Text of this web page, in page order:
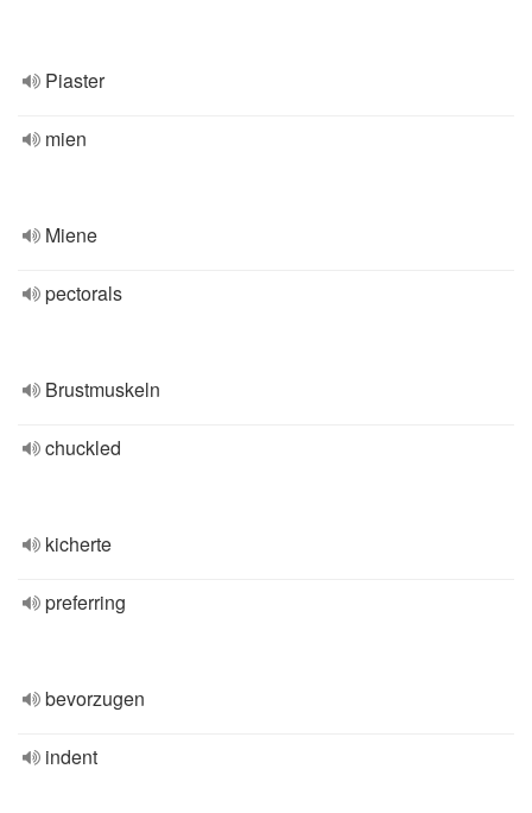
Piaster
mien
Miene
pectorals
Brustmuskeln
chuckled
kicherte
preferring
bevorzugen
indent